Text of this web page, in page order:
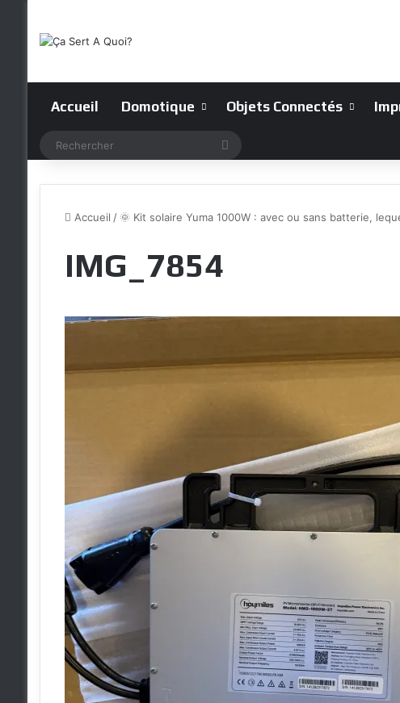
Accueil Domotique Objets Connectés
Accueil / 🌞 Kit solaire Yuma 1000W : avec ou sans batterie,
IMG_7854